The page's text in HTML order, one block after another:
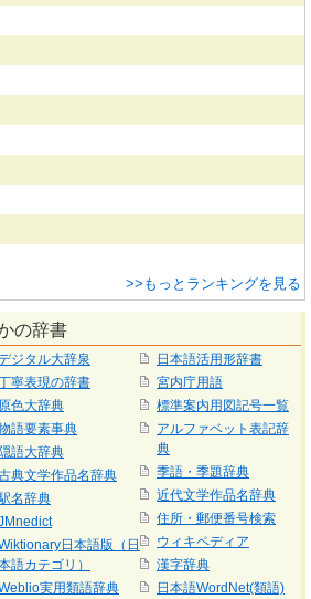
>>もっとランキングを見る
の辞書
ジタル大辞泉
寧表現の辞書
原色大辞典
語要素事典
隠語大辞典
典文学作品名辞典
名辞典
日本語版（日
語カテゴリ）
実用類語辞典
日本語活用形辞書
宮内庁用語
標準案内用図記号一覧
アルファベット表記辞
典
季語・季題辞典
近代文学作品名辞典
住所・郵便番号検索
ウィキペディア
漢字辞典
日本語WordNet(類語)